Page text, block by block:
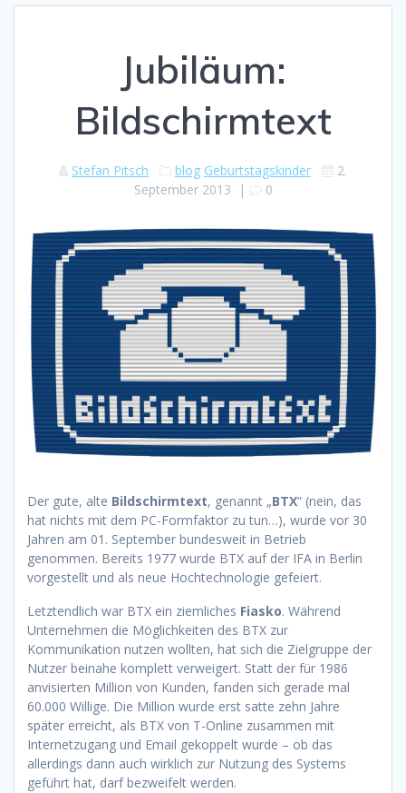
Jubiläum:
Bildschirmtext
Stefan Pitsch blog Geburtstagskinder
2.
September 2013 | 0
Der gute, alte Bildschirmtext, genannt „BTX“ (nein, das
hat nichts mit dem PC-Formfaktor zu tun…), wurde vor 30
Jahren am 01. September bundesweit in Betrieb
genommen. Bereits 1977 wurde BTX auf der IFA in Berlin
vorgestellt und als neue Hochtechnologie gefeiert.
Letztendlich war BTX ein ziemliches Fiasko. Während
Unternehmen die Möglichkeiten des BTX zur
Kommunikation nutzen wollten, hat sich die Zielgruppe der
Nutzer beinahe komplett verweigert. Statt der für 1986
anvisierten Million von Kunden, fanden sich gerade mal
60.000 Willige. Die Million wurde erst satte zehn Jahre
später erreicht, als BTX von T-Online zusammen mit
Internetzugang und Email gekoppelt wurde – ob das
allerdings dann auch wirklich zur Nutzung des Systems
geführt hat, darf bezweifelt werden.